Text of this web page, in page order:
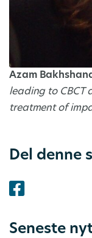
Azam
leading to CBCT
treatment of
Del denne
Seneste